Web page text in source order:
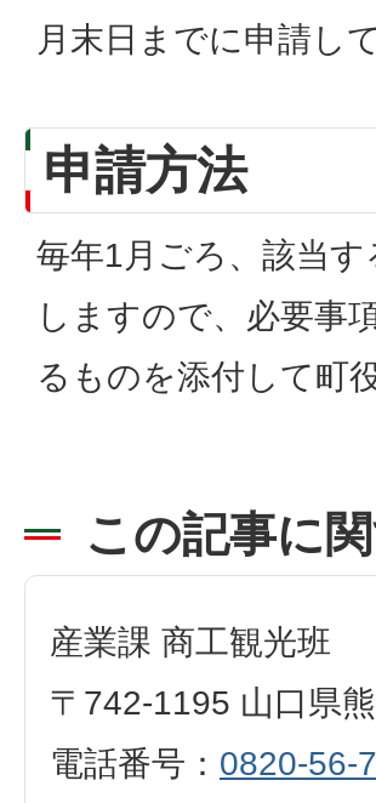
月末日までに申請し
申請方法
毎年1月ごろ、該当
しますので、必要事
るものを添付して町
この記事に
産業課 商工観光班
〒742-1195 山口県
電話番号： 0820-56-